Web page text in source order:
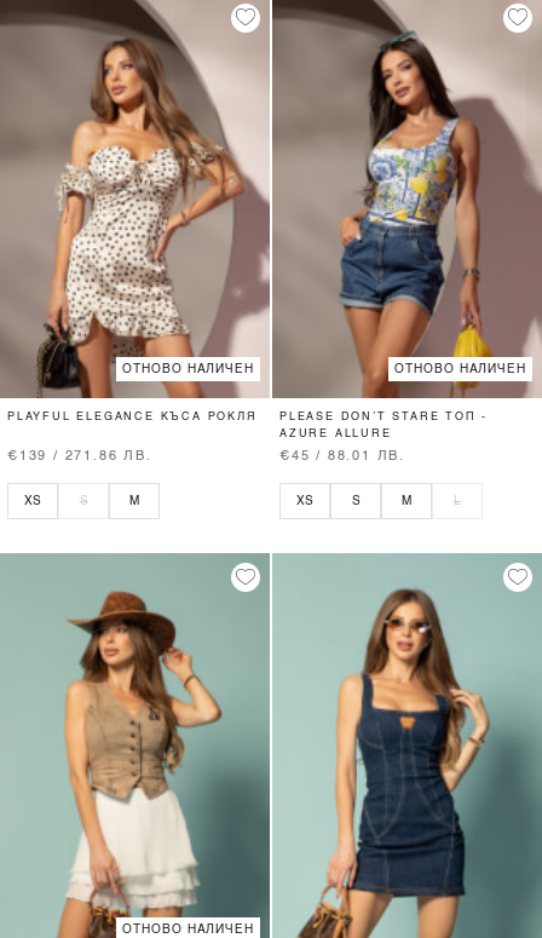
ОТНОВО НАЛИЧЕН
PLAYFUL ELEGANCE КЪСА РОКЛЯ
€139 / 271.86 ЛВ.
XS S M
ОТНОВО НАЛИЧЕН
PLEASE DON’T STARE ТОП -
AZURE ALLURE
€45 / 88.01 ЛВ.
XS S M L
ОТНОВО НАЛИЧЕН